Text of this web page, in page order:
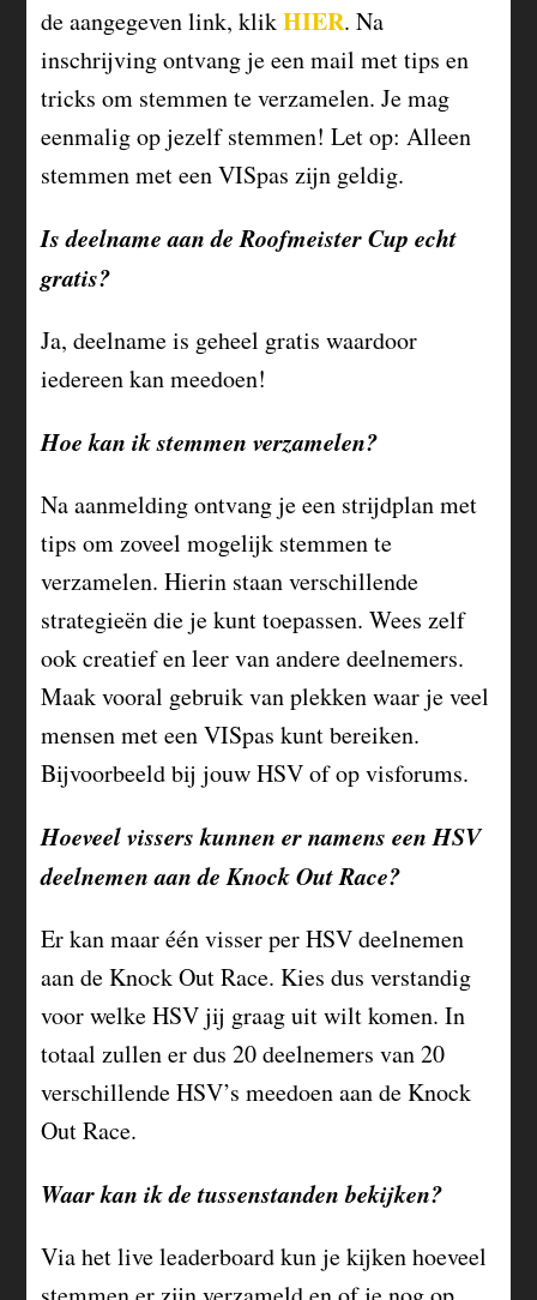
de aangegeven link, klikHIER. Na
inschrijving ontvang je een mail met tips en
tricks om stemmen te verzamelen. Je mag
eenmalig op jezelf stemmen! Let op: Alleen
stemmen met een VISpas zijn geldig.
Is deelname aan de Roofmeister Cup echt
gratis?
Ja, deelname is geheel gratis waardoor
iedereen kan meedoen!
Hoe kan ik stemmen verzamelen?
Na aanmelding ontvang je een strijdplan met
tips om zoveel mogelijk stemmen te
verzamelen. Hierin staan verschillende
strategieën die je kunt toepassen. Wees zelf
ook creatief en leer van andere deelnemers.
Maak vooral gebruik van plekken waar je veel
mensen met een VISpas kunt bereiken.
Bijvoorbeeld bij jouw HSV of op visforums.
Hoeveel vissers kunnen er namens een HSV
deelnemen aan de Knock Out Race?
Er kan maar één visser per HSV deelnemen
aan de Knock Out Race. Kies dus verstandig
voor welke HSV jij graag uit wilt komen. In
totaal zullen er dus 20 deelnemers van 20
verschillende HSV’s meedoen aan de Knock
Out Race.
Waar kan ik de tussenstanden bekijken?
Via het live leaderboard kun je kijken hoeveel